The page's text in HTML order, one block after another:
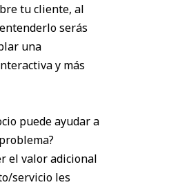
tu cliente, al
serás
una
y más
puede ayudar a
el valor adicional
servicio les